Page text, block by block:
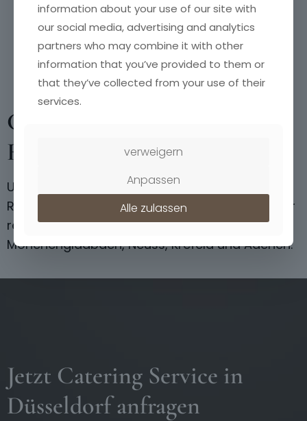
✔️ Zuverlässiger Service in Düsseldorf &
Umgebung
Catering in Düsseldorf &
Rheinland
Unser Catering-Service ist im gesamten
Rheinland tätig. NebenDüsseldorf
beliefern wir
regelmäßig Düsseldorf, Köln,
Mönchengladbach, Neuss, Krefeld und Aachen.
Jetzt Catering Service in
Düsseldorf anfragen
information about your use of our site with
our social media, advertising and analytics
partners who may combine it with other
information that you’ve provided to them or
that they’ve collected from your use of their
services.
verweigern
Anpassen
Alle zulassen